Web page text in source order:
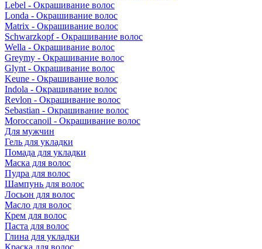
Lebel - Окрашивание волос
Londa - Окрашивание волос
Matrix - Окрашивание волос
Schwarzkopf - Окрашивание волос
Wella - Окрашивание волос
Greymy - Окрашивание волос
Glynt - Окрашивание волос
Keune - Окрашивание волос
Indola - Окрашивание волос
Revlon - Окрашивание волос
Sebastian - Окрашивание волос
Moroccanoil - Окрашивание волос
Для мужчин
Гель для укладки
Помада для укладки
Маска для волос
Пудра для волос
Шампунь для волос
Лосьон для волос
Масло для волос
Крем для волос
Паста для волос
Глина для укладки
Краска для волос